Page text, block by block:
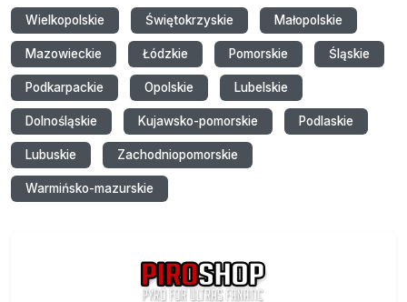
Wielkopolskie Świętokrzyskie Małopolskie
Mazowieckie Łódzkie Pomorskie Śląskie
Podkarpackie Opolskie Lubelskie
Dolnośląskie Kujawsko-pomorskie Podlaskie
Lubuskie Zachodniopomorskie
Warmińsko-mazurskie